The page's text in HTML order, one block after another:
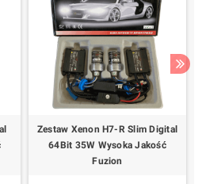
Zestaw Xenon H7-R Slim Digital
64Bit 35W Wysoka Jakość
Fuzion